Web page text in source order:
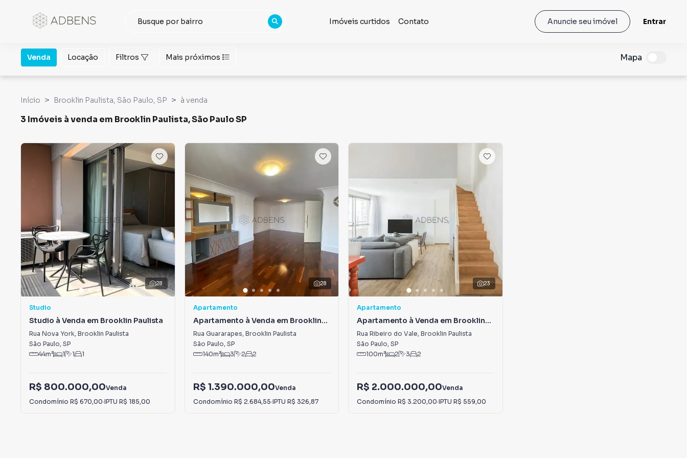
Imóveis curtidos Contato Anuncie seu imóvel Entrar
Venda Locação Filtros Mais próximos Mapa
Início Brooklin Paulista, São Paulo, SP à venda
3 Imóveis à venda em Brooklin Paulista, São Paulo SP
28
Studio
Studio à Venda em Brooklin Paulista
Rua Nova York, Brooklin Paulista
São Paulo, SP
44m² 1 1 1
R$ 800.000,00Venda
Condomínio R$ 670,00·IPTU R$ 185,00
28
Apartamento
Apartamento à Venda em Brooklin
Paulista
Rua Guararapes, Brooklin Paulista
São Paulo, SP
140m² 3 2 2
R$ 1.390.000,00Venda
Condomínio R$ 2.684,55·IPTU R$ 326,87
23
Apartamento
Apartamento à Venda em Brooklin
Paulista
Rua Ribeiro do Vale, Brooklin Paulista
São Paulo, SP
100m² 2 3 2
R$ 2.000.000,00Venda
Condomínio R$ 3.200,00·IPTU R$ 559,00